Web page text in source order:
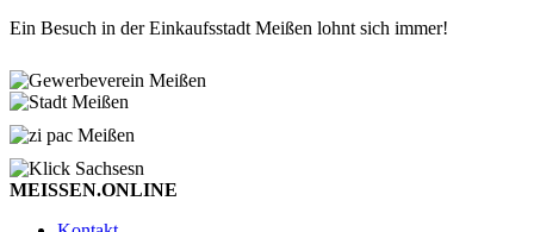
Ein Besuch in der Einkaufsstadt Meißen lohnt sich immer!
MEISSEN.ONLINE